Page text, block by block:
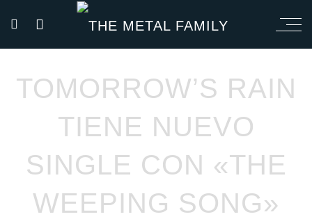
TOMORROW’S RAIN
TIENE NUEVO
SINGLE CON «THE
WEEPING SONG»